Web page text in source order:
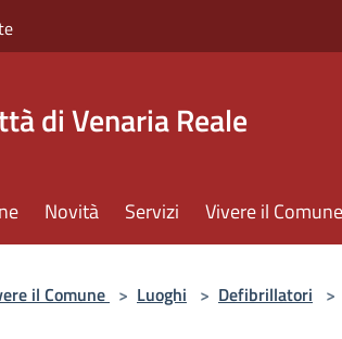
di Venaria Reale
Novità Servizi Vivere il Comune
il Comune > Luoghi > Defibrillatori >